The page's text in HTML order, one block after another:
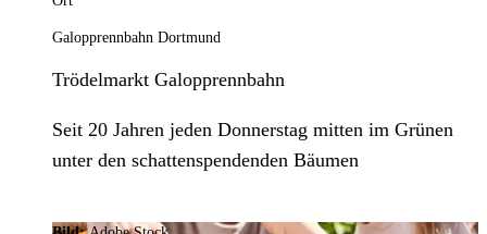
Galopprennbahn Dortmund
Trödelmarkt Galopprennbahn
Seit 20 Jahren jeden Donnerstag mitten im Grünen
unter den schattenspendenden Bäumen